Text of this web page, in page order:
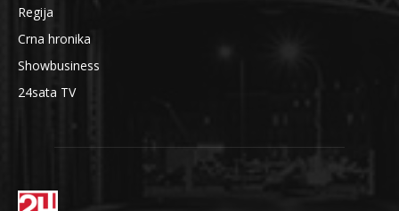
Regija
Crna hronika
Showbusiness
24sata TV